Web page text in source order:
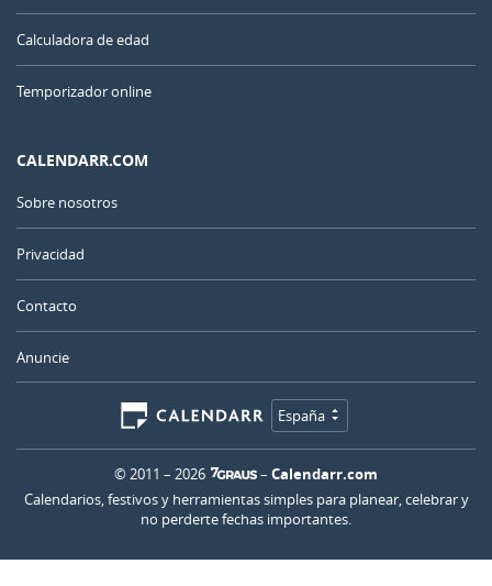
Calculadora de edad
Temporizador online
CALENDARR.COM
Sobre nosotros
Privacidad
Contacto
Anuncie
España
© 2011 – 2026 – Calendarr.com
Calendarios, festivos y herramientas simples para planear, celebrar y
no perderte fechas importantes.